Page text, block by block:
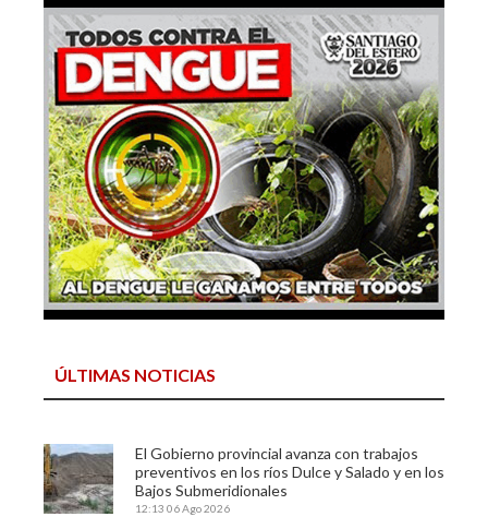
ÚLTIMAS NOTICIAS
El Gobierno provincial avanza con trabajos
preventivos en los ríos Dulce y Salado y en los
Bajos Submeridionales
12:13 06 Ago 2026